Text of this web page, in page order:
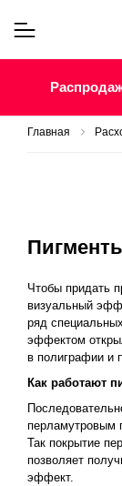
Главная
Чтобы придать
визуальный
ряд
эффектом
в полиграфии и
Как работают
перламутровым
Так покрытие
позволяет
эффект.